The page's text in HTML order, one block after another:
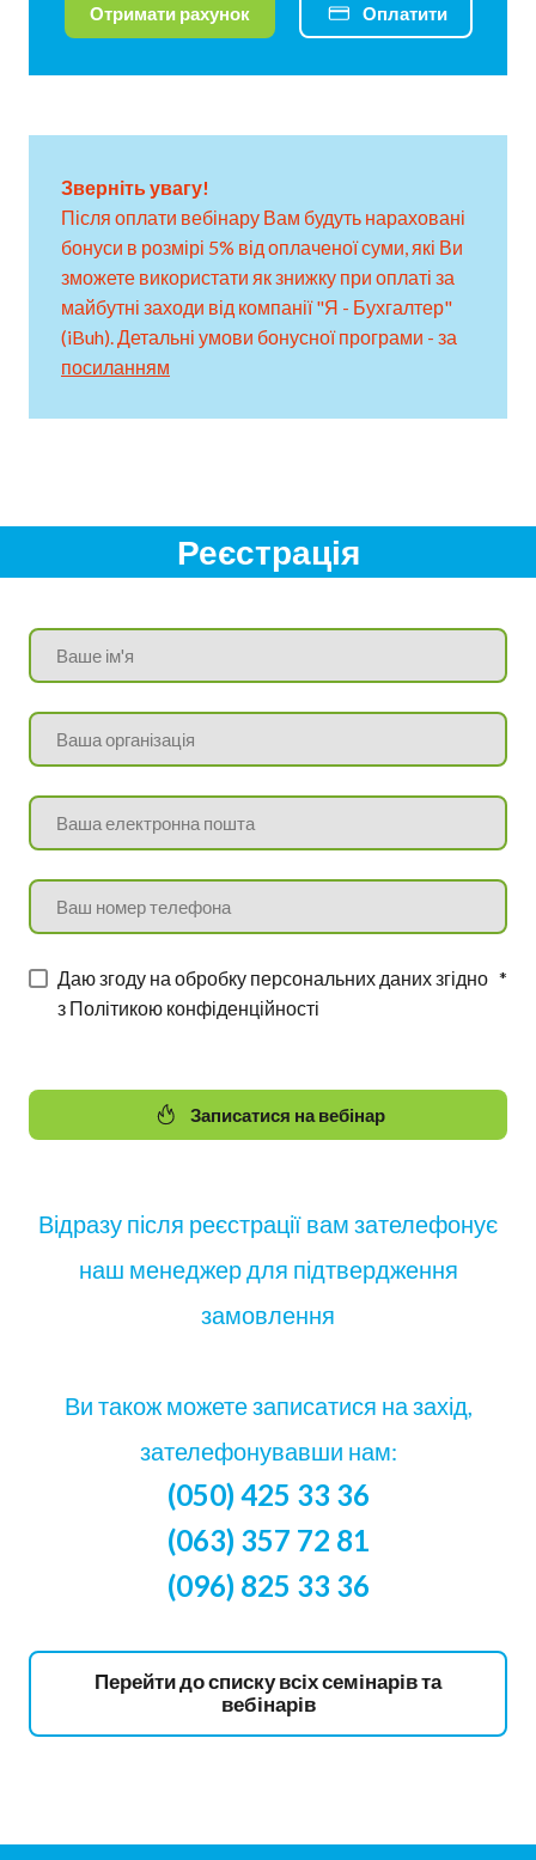
Отримати рахунок Оплатити
Зверніть увагу!
Після оплати вебінару Вам будуть нараховані
бонуси в розмірі 5% від оплаченої суми, які Ви
зможете використати як знижку при оплаті за
майбутні заходи від компанії "Я - Бухгалтер"
(iBuh). Детальні умови бонусної програми - за
посиланням
Реєстрація
Даю згоду на обробку персональних даних згідно
з Політикою конфіденційності
*
Записатися на вебінар
Відразу після реєстрації вам зателефонує
наш менеджер для підтвердження
замовлення
Ви також можете записатися на захід,
зателефонувавши нам:
(050) 425 33 36
(063) 357 72 81
(096) 825 33 36
Перейти до списку всіх семінарів та
вебінарів